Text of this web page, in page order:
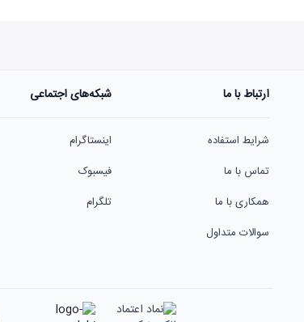
ارتباط با ما
شرایط استفاده
تماس با ما
همکاری با ما
سوالات متداول
شبکه‌های اجتماعی
اینستاگرام
فیسبوک
تلگرام